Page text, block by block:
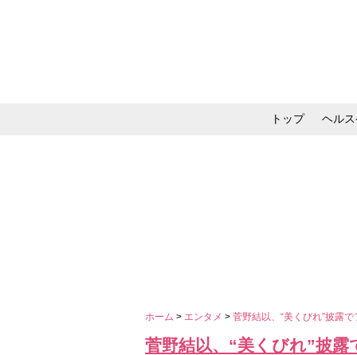
トップ ヘル
ホーム > エンタメ > 菅野結以、“美くびれ”披露
菅野結以、“美くびれ”披露